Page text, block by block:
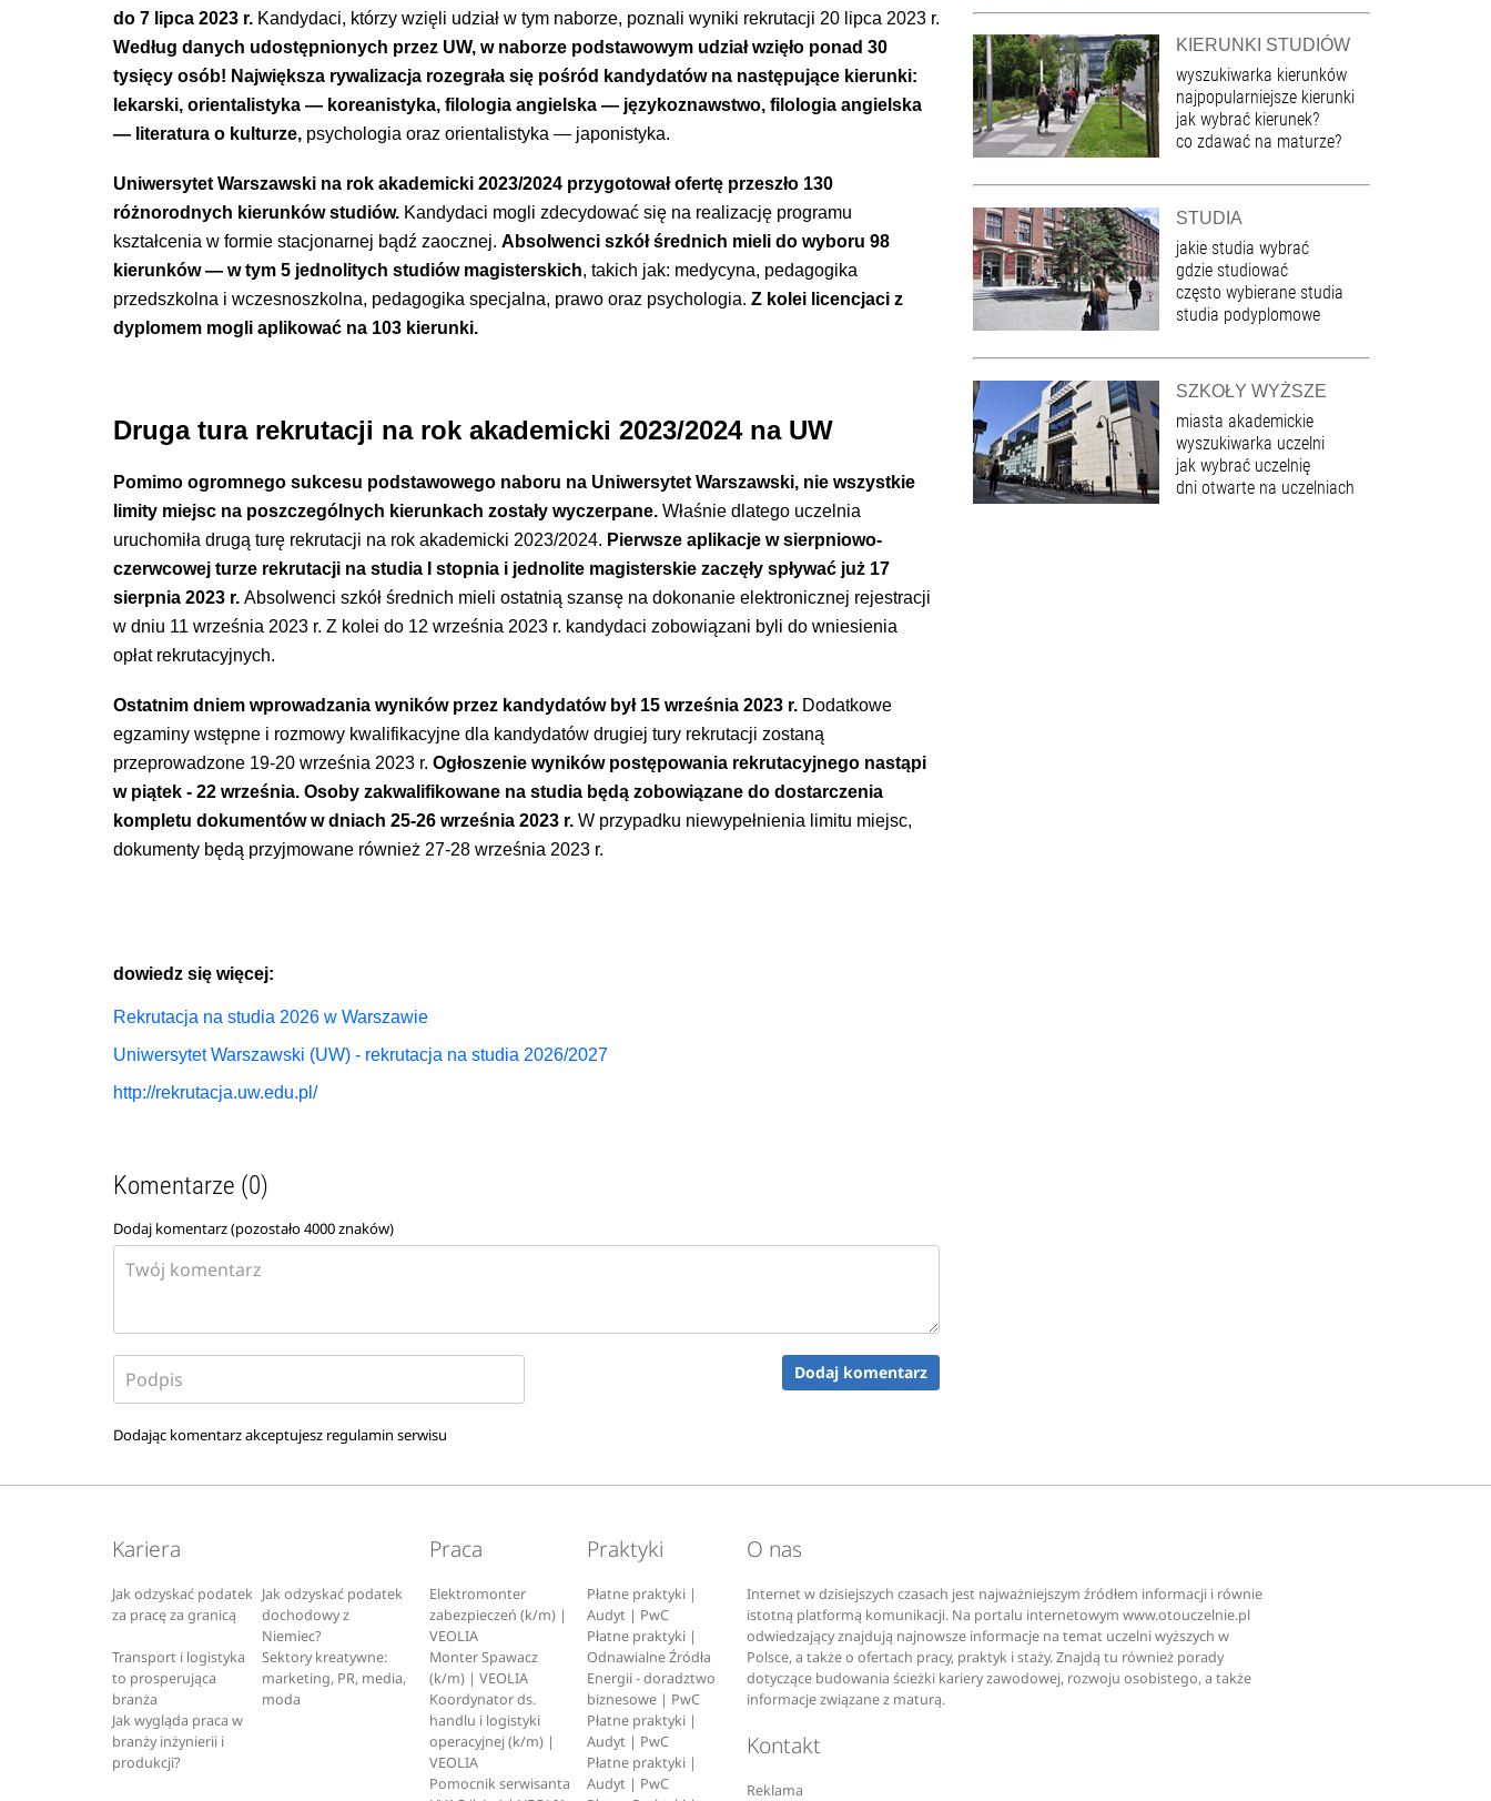
do 7 lipca 2023 r. Kandydaci, którzy wzięli udział w tym naborze, poznali wyniki rekrutacji 20 lipca 2023 r.
Według danych udostępnionych przez UW, w naborze podstawowym udział wzięło ponad 30
tysięcy osób! Największa rywalizacja rozegrała się pośród kandydatów na następujące kierunki:
lekarski, orientalistyka — koreanistyka, filologia angielska — językoznawstwo, filologia angielska
— literatura o kulturze, psychologia oraz orientalistyka — japonistyka.
Uniwersytet Warszawski na rok akademicki 2023/2024 przygotował ofertę przeszło 130
różnorodnych kierunków studiów. Kandydaci mogli zdecydować się na realizację programu
kształcenia w formie stacjonarnej bądź zaocznej.A bsolwenci szkół średnich mieli do wyboru 98
kierunków— w tym 5 jednolitych studiów magisterskich, takich jak: medycyna, pedagogika
przedszkolna i wczesnoszkolna, pedagogika specjalna, prawo oraz psychologia. Z kolei licencjaci z
dyplomem mogli aplikować na 103 kierunki.
Druga tura rekrutacji na rok akademicki 2023/2024 na UW
Pomimo ogromnego sukcesu podstawowego naboru na Uniwersytet Warszawski, nie wszystkie
limity miejsc na poszczególnych kierunkach zostały wyczerpane.Właśnie dlatego uczelnia
uruchomiła drugą turę rekrutacji na rok akademicki 2023/2024. Pierwsze aplikacje w sierpniowo-
czerwcowej turze rekrutacji na studia I stopnia i jednolite magisterskie zaczęły spływać już 17
sierpnia 2023 r.Absolwenci szkół średnich mieli ostatnią szansę na dokonanie elektronicznej rejestracji
w dniu 11 września 2023 r. Z kolei do 12 września 2023 r. kandydaci zobowiązani byli do wniesienia
opłat rekrutacyjnych.
Ostatnim dniem wprowadzania wyników przez kandydatów był 15 września 2023 r. Dodatkowe
egzaminy wstępne i rozmowy kwalifikacyjne dla kandydatów drugiej tury rekrutacji zostaną
przeprowadzone 19-20 września 2023 r.Ogłoszenie wyników postępowania rekrutacyjnego nastąpi
w piątek - 22 września. Osoby zakwalifikowane na studia będą zobowiązane do dostarczenia
kompletu dokumentów w dniach 25-26 września 2023 r. W przypadku niewypełnienia limitu miejsc,
dokumenty będą przyjmowane również 27-28 września 2023 r.
dowiedz się więcej:
Rekrutacja na studia 2026 w Warszawie
Uniwersytet Warszawski (UW) - rekrutacja na studia 2026/2027
http://rekrutacja.uw.edu.pl/
Komentarze (0)
Dodaj komentarz (pozostało4000znaków)
Dodając komentarz akceptujesz regulamin serwisu
Dodaj komentarz
KIERUNKI STUDIÓW
wyszukiwarka kierunków
najpopularniejsze kierunki
jak wybrać kierunek?
co zdawać na maturze?
STUDIA
jakie studia wybrać
gdzie studiować
często wybierane studia
studia podyplomowe
SZKOŁY WYŻSZE
miasta akademickie
wyszukiwarka uczelni
jak wybrać uczelnię
dni otwarte na uczelniach
Kariera
Jak odzyskać podatek
za pracę za granicą
Jak odzyskać podatek
dochodowy z
Niemiec?
Transport i logistyka
to prosperująca
branża
Sektory kreatywne:
marketing, PR, media,
moda
Jak wygląda praca w
branży inżynierii i
produkcji?
Praca
Elektromonter
zabezpieczeń (k/m) |
VEOLIA
Monter Spawacz
(k/m) | VEOLIA
Koordynator ds.
handlu i logistyki
operacyjnej (k/m) |
VEOLIA
Pomocnik serwisanta
Praktyki
Płatne praktyki |
Audyt | PwC
Płatne praktyki |
Odnawialne Źródła
Energii - doradztwo
biznesowe | PwC
Płatne praktyki |
Audyt | PwC
Płatne praktyki |
Audyt | PwC
O nas
Internet w dzisiejszych czasach jest najważniejszym źródłem informacji i równie
istotną platformą komunikacji. Na portalu internetowym www.otouczelnie.pl
odwiedzający znajdują najnowsze informacje na temat uczelni wyższych w
Polsce, a także o ofertach pracy, praktyk i staży. Znajdą tu również porady
dotyczące budowania ścieżki kariery zawodowej, rozwoju osobistego, a także
informacje związane z maturą.
Kontakt
Reklama